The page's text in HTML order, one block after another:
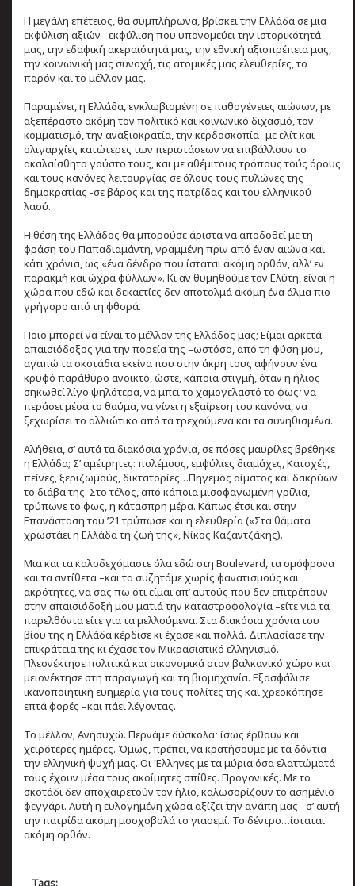
Η μεγάλη επέτειος, θα συμπλήρωνα, βρίσκει την Ελλάδα σε μια
εκφύλιση αξιών –εκφύλιση που υπονομεύει την ιστορικότητά
μας, την εδαφική ακεραιότητά μας, την εθνική αξιοπρέπεια μας,
την κοινωνική μας συνοχή, τις ατομικές μας ελευθερίες, το
παρόν και το μέλλον μας.
Παραμένει, η Ελλάδα, εγκλωβισμένη σε παθογένειες αιώνων, με
αξεπέραστο ακόμη τον πολιτικό και κοινωνικό διχασμό, τον
κομματισμό, την αναξιοκρατία, την κερδοσκοπία -με ελίτ και
ολιγαρχίες κατώτερες των περιστάσεων να επιβάλλουν το
ακαλαίσθητο γούστο τους, και με αθέμιτους τρόπους τούς όρους
και τους κανόνες λειτουργίας σε όλους τους πυλώνες της
δημοκρατίας -σε βάρος και της πατρίδας και του ελληνικού
λαού.
Η θέση της Ελλάδος θα μπορούσε άριστα να αποδοθεί με τη
φράση του Παπαδιαμάντη, γραμμένη πριν από έναν αιώνα και
κάτι χρόνια, ως «ένα δένδρο που ίσταται ακόμη ορθόν, αλλ’ εν
παρακμή και ώχρα φύλλων». Κι αν θυμηθούμε τον Ελύτη, είναι η
χώρα που εδώ και δεκαετίες δεν αποτολμά ακόμη ένα άλμα πιο
γρήγορο από τη φθορά.
Ποιο μπορεί να είναι το μέλλον της Ελλάδος μας; Είμαι αρκετά
απαισιόδοξος για την πορεία της –ωστόσο, από τη φύση μου,
αγαπώ τα σκοτάδια εκείνα που στην άκρη τους αφήνουν ένα
κρυφό παράθυρο ανοικτό, ώστε, κάποια στιγμή, όταν η ήλιος
σηκωθεί λίγο ψηλότερα, να μπει το χαμογελαστό το φωςˑ να
περάσει μέσα το θαύμα, να γίνει η εξαίρεση του κανόνα, να
ξεχωρίσει το αλλιώτικο από τα τρεχούμενα και τα συνηθισμένα.
Αλήθεια, σ’ αυτά τα διακόσια χρόνια, σε πόσες μαυρίλες βρέθηκε
η Ελλάδα; Σ’ αμέτρητες: πολέμους, εμφύλιες διαμάχες, Κατοχές,
πείνες, ξεριζωμούς, δικτατορίες…Πηγεμός αίματος και δακρύων
το διάβα της. Στο τέλος, από κάποια μισοφαγωμένη γρίλια,
τρύπωνε το φως, η κάτασπρη μέρα. Κάπως έτσι και στην
Επανάσταση του ’21 τρύπωσε και η ελευθερία («Στα θάματα
χρωστάει η Ελλάδα τη ζωή της», Νίκος Καζαντζάκης).
Μια και τα καλοδεχόμαστε όλα εδώ στη Boulevard, τα ομόφρονα
και τα αντίθετα –και τα συζητάμε χωρίς φανατισμούς και
ακρότητες, να σας πω ότι είμαι απ’ αυτούς που δεν επιτρέπουν
στην απαισιόδοξή μου ματιά την καταστροφολογία –είτε για τα
παρελθόντα είτε για τα μελλούμενα. Στα διακόσια χρόνια του
βίου της η Ελλάδα κέρδισε κι έχασε και πολλά. Διπλασίασε την
επικράτεια της κι έχασε τον Μικρασιατικό ελληνισμό.
Πλεονέκτησε πολιτικά και οικονομικά στον βαλκανικό χώρο και
μειονέκτησε στη παραγωγή και τη βιομηχανία. Εξασφάλισε
ικανοποιητική ευημερία για τους πολίτες της και χρεοκόπησε
επτά φορές –και πάει λέγοντας.
Το μέλλον; Ανησυχώ. Περνάμε δύσκολαˑ ίσως έρθουν και
χειρότερες ημέρες. Όμως, πρέπει, να κρατήσουμε με τα δόντια
την ελληνική ψυχή μας. Οι Έλληνες με τα μύρια όσα ελαττώματά
τους έχουν μέσα τους ακοίμητες σπίθες. Προγονικές. Με το
σκοτάδι δεν αποχαιρετούν τον ήλιο, καλωσορίζουν το ασημένιο
φεγγάρι. Αυτή η ευλογημένη χώρα αξίζει την αγάπη μας –σ’ αυτή
την πατρίδα ακόμη μοσχοβολά το γιασεμί. Το δέντρο…ίσταται
ακόμη ορθόν.
Tags: